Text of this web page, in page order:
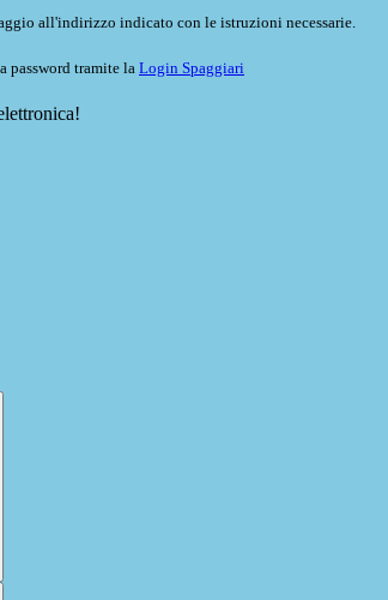
all'indirizzo indicato con le istruzioni necessarie.
password tramite la Login Spaggiari